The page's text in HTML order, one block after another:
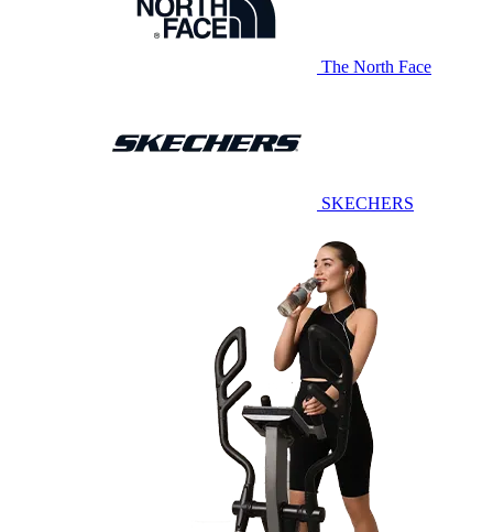
The North Face
SKECHERS